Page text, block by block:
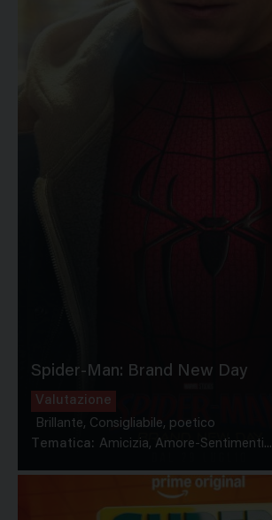
Spider-Man: Brand New Day
Valutazione
Brillante, Consigliabile, poetico
Tematica: Amicizia, Amore-Sentimenti...